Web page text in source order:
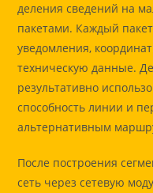
деления сведений на
пакетами. Каждый
уведомления,
техническую данные.
результативно
способность линии и
альтернативным
После построения
сеть через сетевую